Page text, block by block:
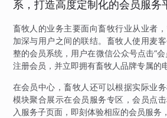
系，打造高度定制化的会员服务
畜牧人的业务主要面向畜牧行业从业者
加深与用户之间的联结。畜牧人使用麦
整的会员系统，用户在微信公众号点击“
注册会员，并立即拥有畜牧人品牌专属的
在会员中心，畜牧人还可以根据实际业
模块聚合展示在会员服务专区，会员点
入服务子页面，即刻体验相应的会员服务